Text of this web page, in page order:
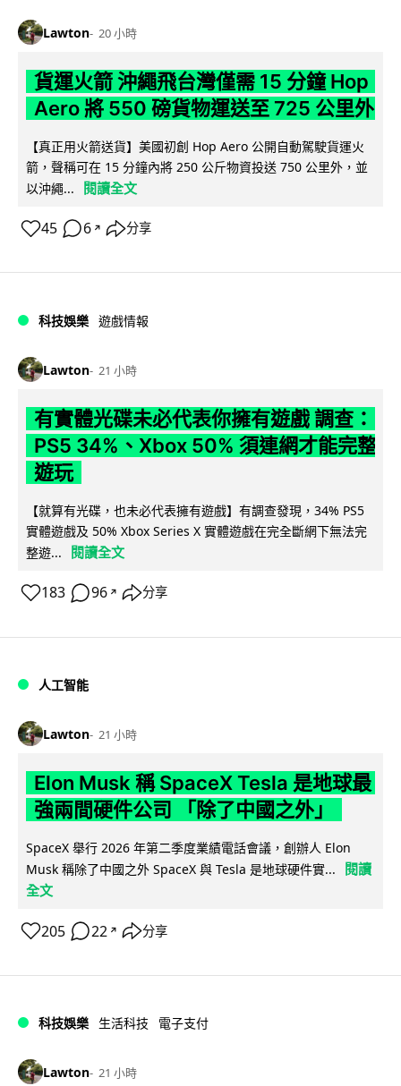
Lawton 20 小時
貨運火箭 沖繩飛台灣僅需 15 分鐘 Hop
Aero 將 550 磅貨物運送至 725 公里外
【真正用火箭送貨】美國初創 Hop Aero 公開自動駕駛貨運火
箭，聲稱可在 15 分鐘內將 250 公斤物資投送 750 公里外，並
以沖繩...
閱讀全文
45 6 ↗ 分享
科技娛樂 遊戲情報
Lawton 21 小時
有實體光碟未必代表你擁有遊戲 調查：
PS5 34%、Xbox 50% 須連網才能完整
遊玩
【就算有光碟，也未必代表擁有遊戲】有調查發現，34% PS5
實體遊戲及 50% Xbox Series X 實體遊戲在完全斷網下無法完
整遊...
閱讀全文
183 96 ↗ 分享
人工智能
Lawton 21 小時
Elon Musk 稱 SpaceX Tesla 是地球最
強兩間硬件公司 「除了中國之外」
SpaceX 舉行 2026 年第二季度業績電話會議，創辦人 Elon
Musk 稱除了中國之外 SpaceX 與 Tesla 是地球硬件實...
閱讀
全文
205 22 ↗ 分享
科技娛樂 生活科技 電子支付
Lawton 21 小時